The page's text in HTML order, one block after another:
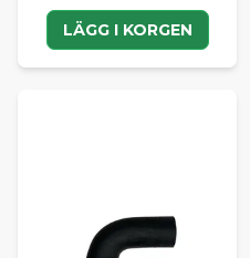
LÄGG I KORGEN